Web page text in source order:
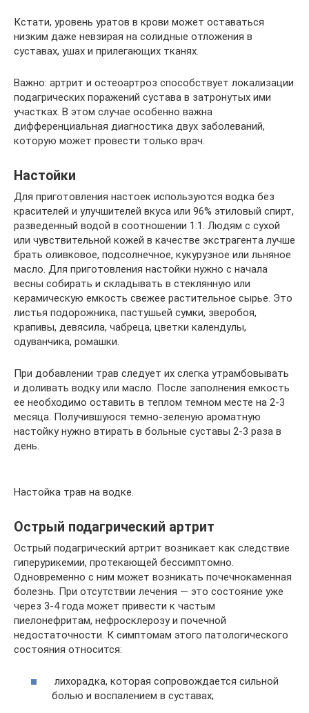
Кстати, уровень уратов в крови может оставаться
низким даже невзирая на солидные отложения в
суставах, ушах и прилегающих тканях.
Важно: артрит и остеоартроз способствует локализации
подагрических поражений сустава в затронутых ими
участках. В этом случае особенно важна
дифференциальная диагностика двух заболеваний,
которую может провести только врач.
Настойки
Для приготовления настоек используются водка без
красителей и улучшителей вкуса или 96% этиловый спирт,
разведенный водой в соотношении 1:1. Людям с сухой
или чувствительной кожей в качестве экстрагента лучше
брать оливковое, подсолнечное, кукурузное или льняное
масло. Для приготовления настойки нужно с начала
весны собирать и складывать в стеклянную или
керамическую емкость свежее растительное сырье. Это
листья подорожника, пастушьей сумки, зверобоя,
крапивы, девясила, чабреца, цветки календулы,
одуванчика, ромашки.
При добавлении трав следует их слегка утрамбовывать
и доливать водку или масло. После заполнения емкость
ее необходимо оставить в теплом темном месте на 2-3
месяца. Получившуюся темно-зеленую ароматную
настойку нужно втирать в больные суставы 2-3 раза в
день.
Настойка трав на водке.
Острый подагрический артрит
Острый подагрический артрит возникает как следствие
гиперурикемии, протекающей бессимптомно.
Одновременно с ним может возникать почечнокаменная
болезнь. При отсутствии лечения — это состояние уже
через 3-4 года может привести к частым
пиелонефритам, нефросклерозу и почечной
недостаточности. К симптомам этого патологического
состояния относится:
лихорадка, которая сопровождается сильной
болью и воспалением в суставах;